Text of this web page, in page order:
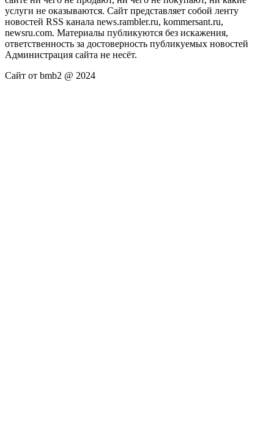
услуги не оказываются. Сайт представляет собой ленту
новостей RSS канала news.rambler.ru, kommersant.ru,
newsru.com. Материалы публикуются без искажения,
ответственность за достоверность публикуемых новостей
Администрация сайта не несёт.
Сайт от bmb2 @ 2024